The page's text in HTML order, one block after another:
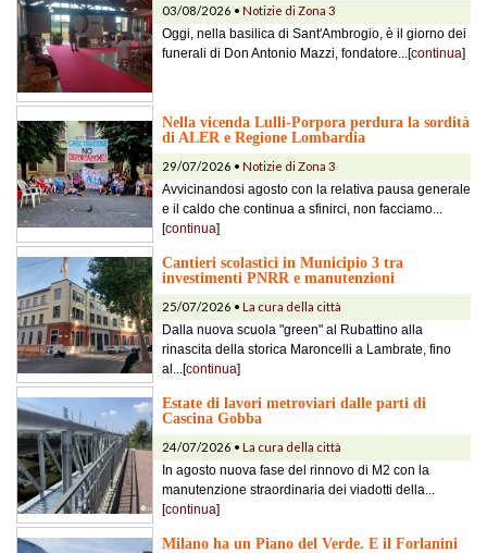
03/08/2026 • Notizie di Zona 3
Oggi, nella basilica di Sant'Ambrogio, è il giorno dei
funerali di Don Antonio Mazzi, fondatore...[continua]
Nella vicenda Lulli-Porpora perdura la sordità
di ALER e Regione Lombardia
29/07/2026 • Notizie di Zona 3
Avvicinandosi agosto con la relativa pausa generale
e il caldo che continua a sfinirci, non facciamo...
[continua]
Cantieri scolastici in Municipio 3 tra
investimenti PNRR e manutenzioni
25/07/2026 • La cura della città
Dalla nuova scuola "green" al Rubattino alla
rinascita della storica Maroncelli a Lambrate, fino
al...[continua]
Estate di lavori metroviari dalle parti di
Cascina Gobba
24/07/2026 • La cura della città
In agosto nuova fase del rinnovo di M2 con la
manutenzione straordinaria dei viadotti della...
[continua]
Milano ha un Piano del Verde. E il Forlanini